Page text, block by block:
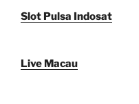
Slot Pulsa Indosat
Live Macau